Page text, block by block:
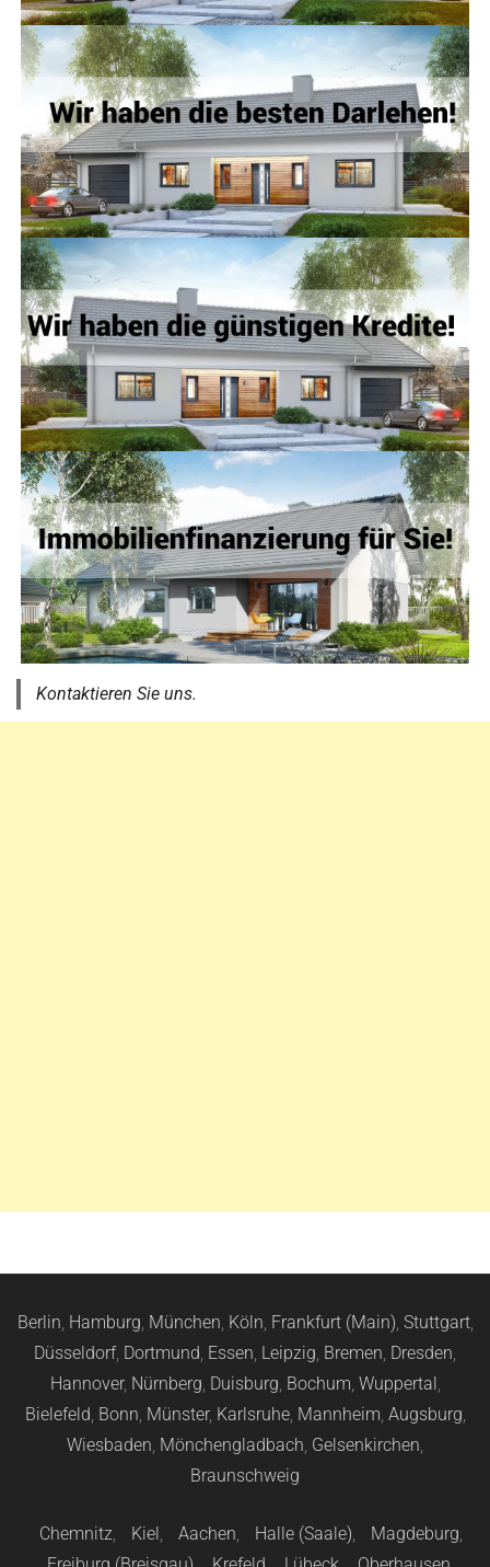
Kontaktieren Sie uns.
Berlin, Hamburg, München, Köln, Frankfurt (Main), Stuttgart,
Düsseldorf, Dortmund, Essen, Leipzig, Bremen, Dresden,
Hannover, Nürnberg, Duisburg, Bochum, Wuppertal,
Bielefeld, Bonn, Münster, Karlsruhe, Mannheim, Augsburg,
Wiesbaden, Mönchengladbach, Gelsenkirchen,
Braunschweig
Chemnitz, Kiel, Aachen, Halle (Saale), Magdeburg,